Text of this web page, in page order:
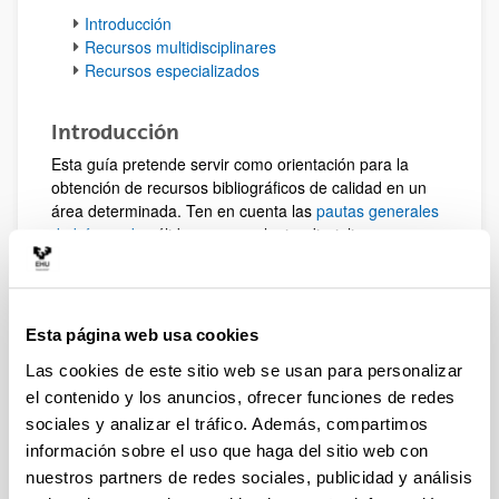
Esta página web usa cookies
Las cookies de este sitio web se usan para personalizar
el contenido y los anuncios, ofrecer funciones de redes
sociales y analizar el tráfico. Además, compartimos
información sobre el uso que haga del sitio web con
nuestros partners de redes sociales, publicidad y análisis
Introducción
Recursos multidisciplinares
Recursos especializados
Introducción
Esta guía pretende servir como orientación para la
obtención de recursos bibliográficos de calidad en un
área determinada. Ten en cuenta las pautas generales
de búsqueda
válidas para cualquier disciplina.
Es muy importante seleccionar fuentes de información
Catálogo de la Biblioteca Universitaria.
Repositorios: ADDI y Recolecta
Libros electrónicos:
e-Libro
Revistas electrónicas:A través delcatálogoo
en ellistado AZ de la web de la Biblioteca.